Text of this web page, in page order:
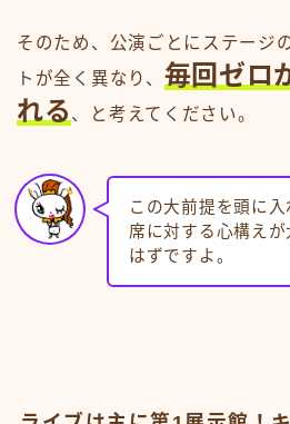
そのため、公演ごとにステージ
トが全く異なり、 毎回ゼロ
れる 、と考えてください。
この大前提を頭に
席に対する心構え
はずですよ。